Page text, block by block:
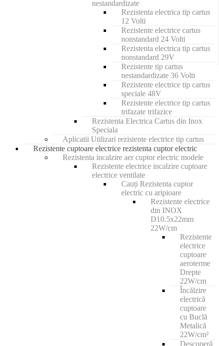
nestandardizate
Rezistenta electrica tip cartus
12 Volti
Rezistente electrice cartus
nonstandard 24 Volti
Rezistenta electrica tip cartus
nonstandard 29V
Rezistente tip cartus
nestandardizate 36 Volti
Rezistente electrice tip cartus
speciale 48V
Rezistente electrice tip cartus
trifazate trifazice
Rezistenta Electrica Cartus din Inox
Speciala
Aplicatii Utilizari rezistente electrice tip cartus
Rezistente cuptoare electrice rezistenta cuptor electric
Rezistenta incalzire aer cuptor electric modele
Rezistente electrice incalzire cuptoare
electrice ventilate
Cauți Rezistenta cuptor
electric cu aripioare
Rezistente electrice
din INOX
D10.5x22mm
22W/cm
Rezistente
electrice
cuptoare
aeroterme
Drepte
22W/cm
Încălzire
electrică
cuptoare
cu Buclă
Metalică
22W/cm²
Descoperă